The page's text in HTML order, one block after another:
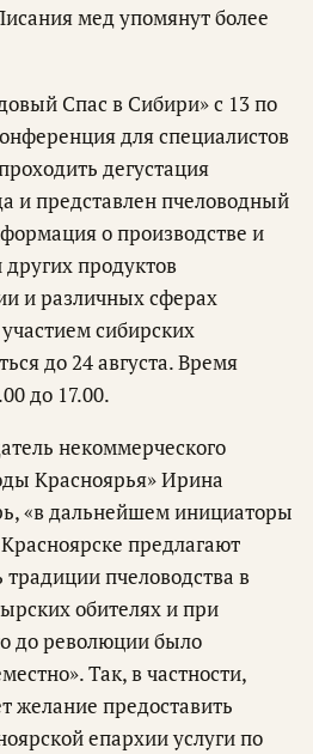
мед упомянут более
Спас в Сибири» с 13 по
для специалистов
дегустация
и представлен пчеловодный
о производстве и
продуктов
и различных сферах
сибирских
до 24 августа. Время
до 17.00.
некоммерческого
Красноярья» Ирина
«в дальнейшем инициаторы
предлагают
пчеловодства в
обителях и при
до революции было
Так, в частности,
желание предоставить
епархии услуги по